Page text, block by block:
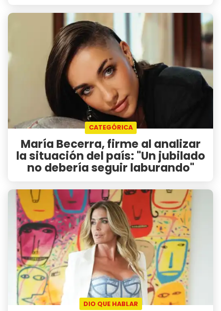
CATEGÓRICA
María Becerra, firme al analizar
la situación del país: "Un jubilado
no debería seguir laburando"
DIO QUE HABLAR